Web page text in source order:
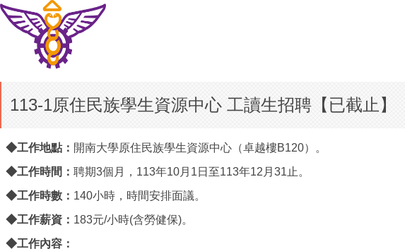
113-1原住民族學生資源中心 工讀生招聘【已截止】
◆工作地點： 開南大學原住民族學生資源中心（卓越樓B120）。
◆工作時間： 聘期3個月，113年10月1日至113年12月31止。
◆工作時數： 140小時，時間安排面議。
◆工作薪資： 183元/小時(含勞健保)。
◆工作內容：